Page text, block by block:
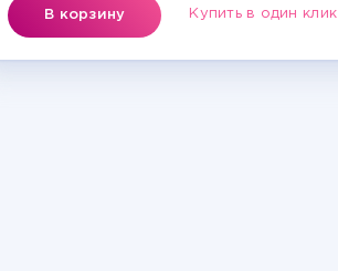
В корзину Купить в один клик